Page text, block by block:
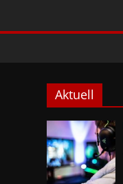
Aktuell